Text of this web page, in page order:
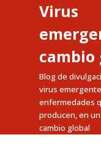
Virus
cambio
Blog de
virus
enfermedades
producen, en
cambio global